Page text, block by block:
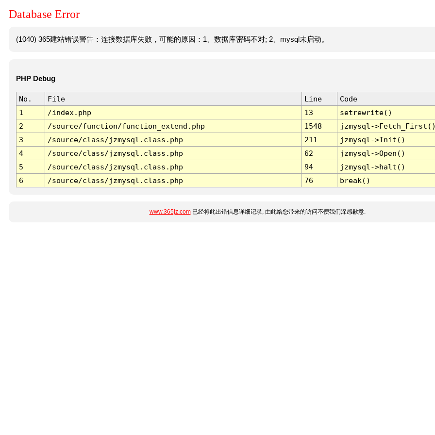
Database Error
(1040) 365建站错误警告：连接数据库失败，可能的原因：1、数据库密码不对; 2、mysql未启动。
PHP Debug
No. File Line
Code
1
/index.php 13
setrewrite()
2
/source/function/function_extend.php 1548
jzmysql-
3
/source/class/jzmysql.class.php 211
jzmysql->Init()
4
/source/class/jzmysql.class.php 62
jzmysql->Open()
5
/source/class/jzmysql.class.php 94
jzmysql->halt()
6
/source/class/jzmysql.class.php 76 break()
www.365jz.com已经将此出错信息详细记录, 由此给您带来的访问不便我们深感歉意.